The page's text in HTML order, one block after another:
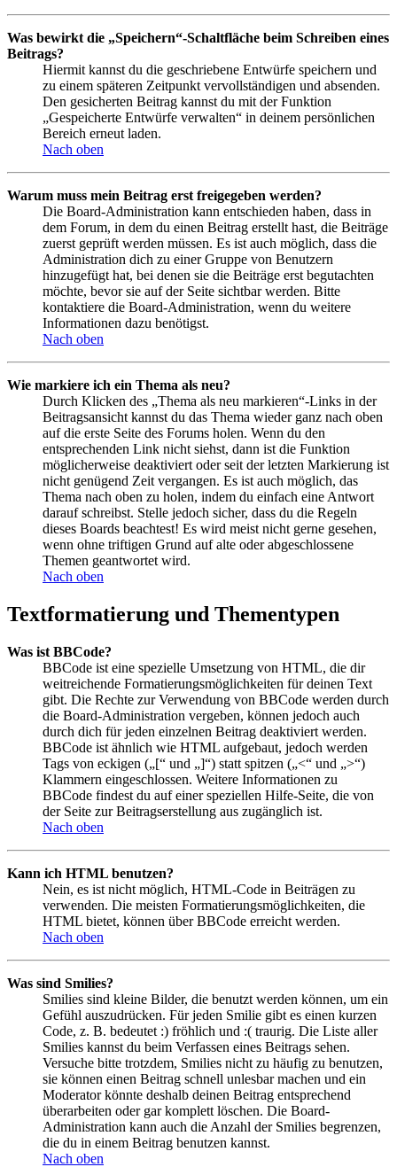
Was bewirkt die „Speichern“-Schaltfläche beim Schreiben eines
Beitrags?
Hiermit kannst du die geschriebene Entwürfe speichern und
zu einem späteren Zeitpunkt vervollständigen und absenden.
Den gesicherten Beitrag kannst du mit der Funktion
„Gespeicherte Entwürfe verwalten“ in deinem persönlichen
Bereich erneut laden.
Nach oben
Warum muss mein Beitrag erst freigegeben werden?
Die Board-Administration kann entschieden haben, dass in
dem Forum, in dem du einen Beitrag erstellt hast, die Beiträge
zuerst geprüft werden müssen. Es ist auch möglich, dass die
Administration dich zu einer Gruppe von Benutzern
hinzugefügt hat, bei denen sie die Beiträge erst begutachten
möchte, bevor sie auf der Seite sichtbar werden. Bitte
kontaktiere die Board-Administration, wenn du weitere
Informationen dazu benötigst.
Nach oben
Wie markiere ich ein Thema als neu?
Durch Klicken des „Thema als neu markieren“-Links in der
Beitragsansicht kannst du das Thema wieder ganz nach oben
auf die erste Seite des Forums holen. Wenn du den
entsprechenden Link nicht siehst, dann ist die Funktion
möglicherweise deaktiviert oder seit der letzten Markierung ist
nicht genügend Zeit vergangen. Es ist auch möglich, das
Thema nach oben zu holen, indem du einfach eine Antwort
darauf schreibst. Stelle jedoch sicher, dass du die Regeln
dieses Boards beachtest! Es wird meist nicht gerne gesehen,
wenn ohne triftigen Grund auf alte oder abgeschlossene
Themen geantwortet wird.
Nach oben
Textformatierung und Thementypen
Was ist BBCode?
BBCode ist eine spezielle Umsetzung von HTML, die dir
weitreichende Formatierungsmöglichkeiten für deinen Text
gibt. Die Rechte zur Verwendung von BBCode werden durch
die Board-Administration vergeben, können jedoch auch
durch dich für jeden einzelnen Beitrag deaktiviert werden.
BBCode ist ähnlich wie HTML aufgebaut, jedoch werden
Tags von eckigen („[“ und „]“) statt spitzen („<“ und „>“)
Klammern eingeschlossen. Weitere Informationen zu
BBCode findest du auf einer speziellen Hilfe-Seite, die von
der Seite zur Beitragserstellung aus zugänglich ist.
Nach oben
Kann ich HTML benutzen?
Nein, es ist nicht möglich, HTML-Code in Beiträgen zu
verwenden. Die meisten Formatierungsmöglichkeiten, die
HTML bietet, können über BBCode erreicht werden.
Nach oben
Was sind Smilies?
Smilies sind kleine Bilder, die benutzt werden können, um ein
Gefühl auszudrücken. Für jeden Smilie gibt es einen kurzen
Code, z. B. bedeutet :) fröhlich und :( traurig. Die Liste aller
Smilies kannst du beim Verfassen eines Beitrags sehen.
Versuche bitte trotzdem, Smilies nicht zu häufig zu benutzen,
sie können einen Beitrag schnell unlesbar machen und ein
Moderator könnte deshalb deinen Beitrag entsprechend
überarbeiten oder gar komplett löschen. Die Board-
Administration kann auch die Anzahl der Smilies begrenzen,
die du in einem Beitrag benutzen kannst.
Nach oben